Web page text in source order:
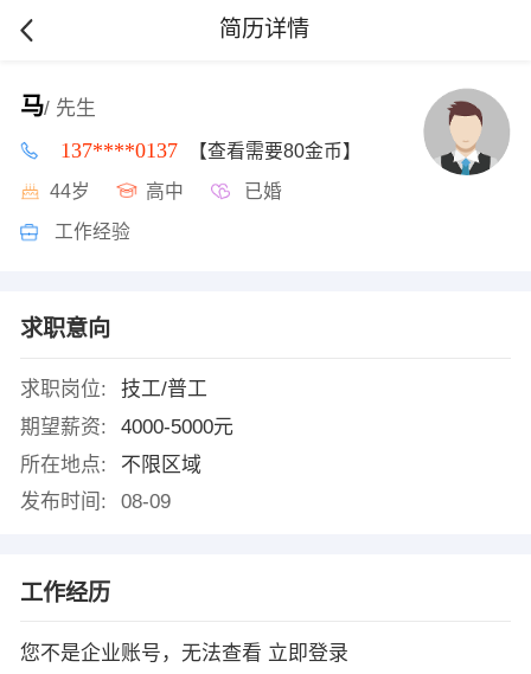
简历详情
马/ 先生
137****0137 【查看需要80金币】
44岁 高中 已婚
工作经验
求职意向
求职岗位:
技工/普工
期望薪资:
4000-5000元
所在地点:
不限区域
发布时间:
08-09
工作经历
您不是企业账号，无法查看 立即登录